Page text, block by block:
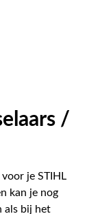
/
je STIHL
kan je nog
als bij het